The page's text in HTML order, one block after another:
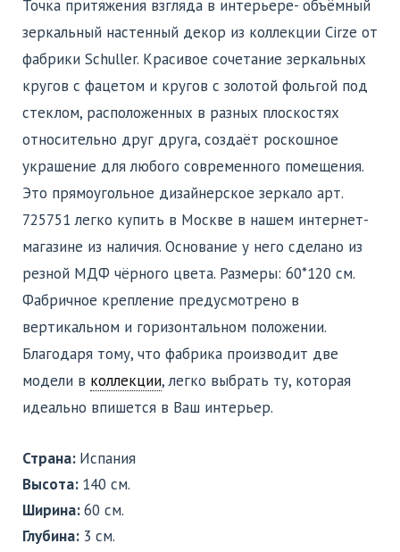
Точка притяжения взгляда в интерьере- объёмный
зеркальный настенный декор из коллекции Cirze от
фабрики Schuller. Красивое сочетание зеркальных
кругов с фацетом и кругов с золотой фольгой под
стеклом, расположенных в разных плоскостях
относительно друг друга, создаёт роскошное
украшение для любого современного помещения.
Это прямоугольное дизайнерское зеркало арт.
725751 легко купить в Москве в нашем интернет-
магазинe из наличия. Основание у него сделано из
резной МДФ чёрного цвета. Размеры: 60*120 см.
Фабричное крепление предусмотрено в
вертикальном и горизонтальном положении.
Благодаря тому, что фабрика производит две
модели в коллекции, легко выбрать ту, которая
идеально впишется в Ваш интерьер.
Страна: Испания
Высота: 140 см.
Ширина:60 см.
Глубина: 3 см.